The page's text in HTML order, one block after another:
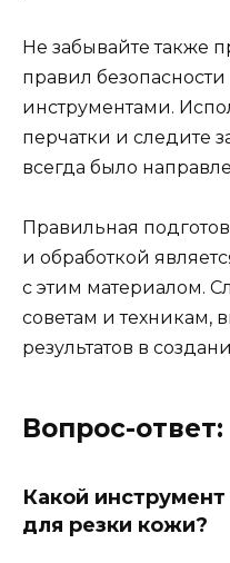
Не забывайте также
правил
инструментами.
перчатки и следите
всегда было
Правильная
и обработкой
с этим материалом.
советам и техникам,
результатов в
Вопрос-ответ:
Какой
для резки кожи?